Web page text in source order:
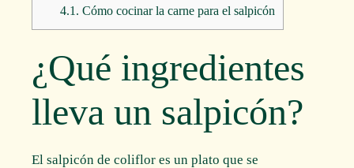
4.1. Cómo cocinar la carne para el salpicón
¿Qué ingredientes
lleva un salpicón?
El salpicón de coliflor es un plato que se